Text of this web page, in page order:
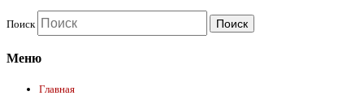
Поиск
Меню
Главная